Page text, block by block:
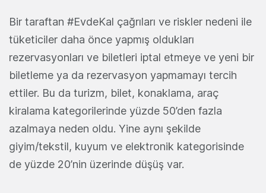
Bir taraftan #EvdeKal çağrıları ve riskler nedeni ile
tüketiciler daha önce yapmış oldukları
rezervasyonları ve biletleri iptal etmeye ve yeni bir
biletleme ya da rezervasyon yapmamayı tercih
ettiler. Bu da turizm, bilet, konaklama, araç
kiralama kategorilerinde yüzde 50’den fazla
azalmaya neden oldu. Yine aynı şekilde
giyim/tekstil, kuyum ve elektronik kategorisinde
de yüzde 20’nin üzerinde düşüş var.